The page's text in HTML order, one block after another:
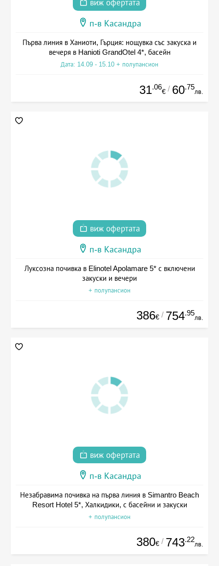
виж офертата
п-в Касандра
Първа линия в Ханиоти, Гърция: нощувка със закуска и
вечеря в Hanioti GrandOtel 4*, басейн
Дата: 14.09 - 15.10 + полупансион
31.06
€ / 60.75
лв.
виж офертата
п-в Касандра
Луксозна почивка в Elinotel Apolamare 5* с включени
закуски и вечери
+ полупансион
386€ / 754.95
лв.
виж офертата
п-в Касандра
Незабравима почивка на първа линия в Simantro Beach
Resort Hotel 5*, Халкидики, с басейни и закуски
+ полупансион
380€ / 743.22
лв.